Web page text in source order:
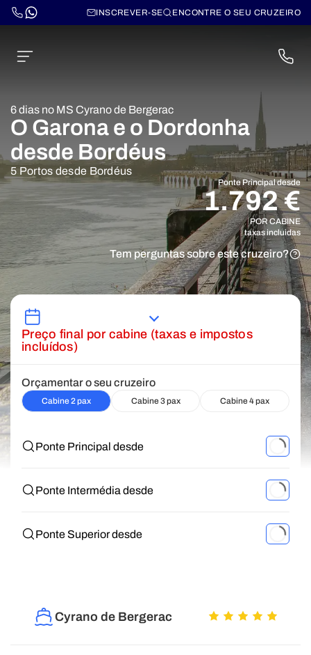
INSCREVER-SE ENCONTRE O SEU CRUZEIRO
6 dias no MS Cyrano de Bergerac
O Garona e o Dordonha
desde Bordéus
5 Portos desde Bordéus
Ponte Principal desde
1.792 €
POR CABINE
taxas incluidas
Tem perguntas sobre este cruzeiro?
Preço final por cabine (taxas e impostos
incluídos)
Orçamentar o seu cruzeiro
Cabine 2 pax Cabine 3 pax Cabine 4 pax
Ponte Principal desde
Ponte Intermédia desde
Ponte Superior desde
Cyrano de Bergerac